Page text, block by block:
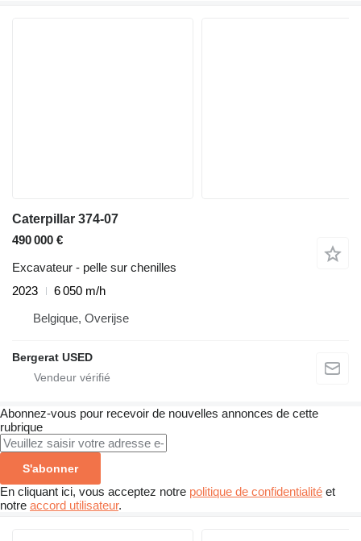
Caterpillar 374-07
490 000 €
Excavateur - pelle sur chenilles
2023
6 050 m/h
Belgique, Overijse
Bergerat USED
Abonnez-vous pour recevoir de nouvelles annonces de cette
rubrique
S'abonner
En cliquant ici, vous acceptez notre politique de confidentialité et
notre accord utilisateur.